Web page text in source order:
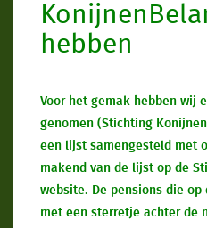
hebben
Voor het gemak hebben wij
genomen (Stichting
een lijst samengesteld met
makend van de lijst op de
website. De pensions die
met een sterretje achter de